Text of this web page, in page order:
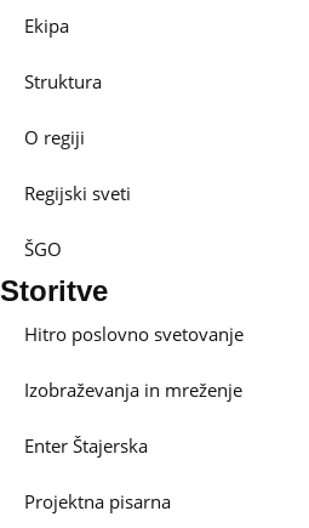
Ekipa
Struktura
O regiji
Regijski sveti
ŠGO
Storitve
Hitro poslovno svetovanje
Izobraževanja in mreženje
Enter Štajerska
Projektna pisarna